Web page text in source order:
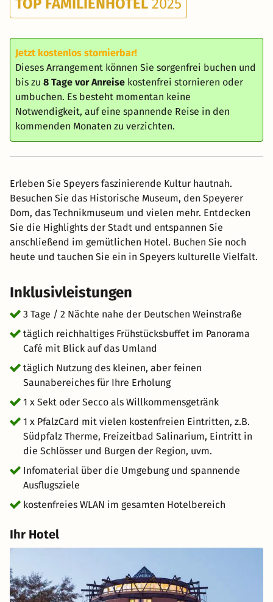
TOP FAMILIENHOTEL 2025
Jetzt kostenlos stornierbar!
Dieses Arrangement können Sie sorgenfrei buchen und
bis zu 8 Tage vor Anreise kostenfrei stornieren oder
umbuchen. Es besteht momentan keine
Notwendigkeit, auf eine spannende Reise in den
kommenden Monaten zu verzichten.
Erleben Sie Speyers faszinierende Kultur hautnah.
Besuchen Sie das Historische Museum, den Speyerer
Dom, das Technikmuseum und vielen mehr. Entdecken
Sie die Highlights der Stadt und entspannen Sie
anschließend im gemütlichen Hotel. Buchen Sie noch
heute und tauchen Sie ein in Speyers kulturelle Vielfalt.
Inklusivleistungen
3 Tage / 2 Nächte nahe der Deutschen Weinstraße
täglich reichhaltiges Frühstücksbuffet im Panorama
Café mit Blick auf das Umland
täglich Nutzung des kleinen, aber feinen
Saunabereiches für Ihre Erholung
1 x Sekt oder Secco als Willkommensgetränk
1 x PfalzCard mit vielen kostenfreien Eintritten, z.B.
Südpfalz Therme, Freizeitbad Salinarium, Eintritt in
die Schlösser und Burgen der Region, uvm.
Infomaterial über die Umgebung und spannende
Ausflugsziele
kostenfreies WLAN im gesamten Hotelbereich
Ihr Hotel